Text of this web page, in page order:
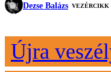
Dezse Balázs VEZÉRCIKK
Újra